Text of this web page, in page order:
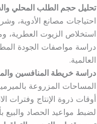
تحليل حجم الطلب المحلي
احتياجات مصانع الأدوية،
استخلاص الزيوت العطرية،
دراسة مواصفات الجودة
العالمية.
دراسة خريطة المنافسين
المساحات المزروعة
أوقات ذروة الإنتاج وفترات
لضبط مواعيد الحصاد والبيع